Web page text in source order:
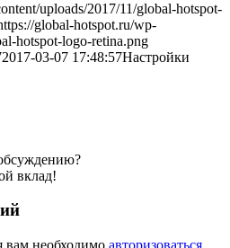
uploads/2017/11/global-hotspot-
global-hotspot.ru/wp-
hotspot-logo-retina.png
2017-03-07 17:48:57Настройки
вклад!
вам необходимо авторизоваться.